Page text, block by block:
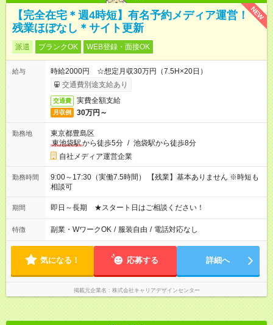
NEW
【完全在宅＊週4時短】有名予約メディア運営！
残業ほぼなし＊サイト更新
派遣 ブランクOK WEB登録・面接OK
給与
時給2000円 ☆想定月収30万円（7.5H×20日）
交通費別途支給あり
交通費 実費全額支給
月収例 30万円～
勤務地
東京都豊島区
東池袋駅から徒歩5分 / 池袋駅から徒歩8分
自社メディア運営企業
勤務時間
9:00～17:30（実働7.5時間） 【残業】基本ありません ※時短も
相談可
期間 即日～長期 ★スタート日はご相談ください！
特徴 副業・WワークOK / 服装自由 / 電話対応なし
気になる！ 応募する 詳細へ
掲載元企業名 株式会社キャリアデザインセンター